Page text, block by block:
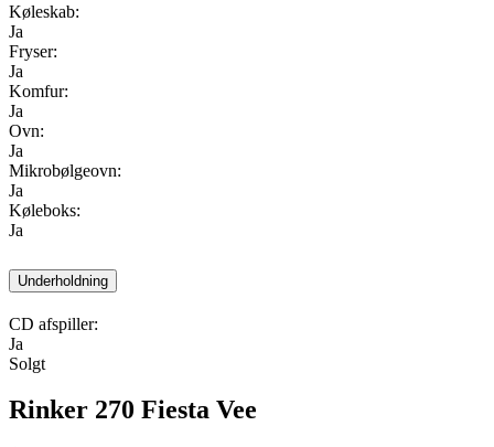
Køleskab:
Ja
Fryser:
Ja
Komfur:
Ja
Ovn:
Ja
Mikrobølgeovn:
Ja
Køleboks:
Ja
Underholdning
CD afspiller:
Ja
Solgt
Rinker 270 Fiesta Vee